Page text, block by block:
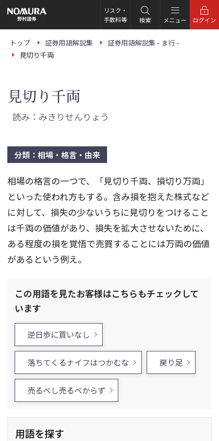
の
ー
リスク・
手数料等
検索 メニュー ログイン
トップ 証券用語解説集
証券用語解説集 - ま行 -
見切り千両
見切り千両
読み：みきりせんりょう
分類：相場・格言・由来
相場の格言の一つで、「見切り千両、損切り万両」
といった使われ方もする。含み損を抱えた株式など
に対して、損失の少ないうちに見切りをつけること
は千両の価値があり、損失を拡大させないために、
ある程度の損を覚悟で売買することには万両の価値
があるという例え。
この用語を見たお客様はこちらもチェックして
います
逆日歩に買いなし
落ちてくるナイフはつかむな 戻り足
売るべし売るべからず
用語を探す